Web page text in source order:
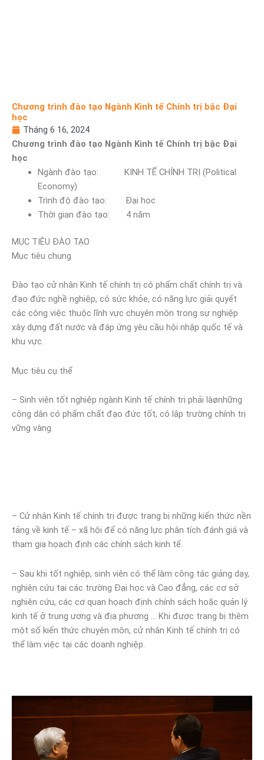
Chương trình đào tạo Ngành Kinh tế Chính trị bậc Đại
học
Tháng 6 16, 2024
Chương trình đào tạo Ngành Kinh tế Chính trị bậc Đại
học
Ngành đào tạo: KINH TẾ CHÍNH TRỊ (Political
Economy)
Trình độ đào tạo: Đại học
Thời gian đào tạo: 4 năm
MỤC TIÊU ĐÀO TẠO
Mục tiêu chung
Đào tạo cử nhân Kinh tế chính trị có phẩm chất chính trị và
đạo đức nghề nghiệp, có sức khỏe, có năng lực giải quyết
các công việc thuộc lĩnh vực chuyên môn trong sự nghiệp
xây dựng đất nước và đáp ứng yêu cầu hội nhập quốc tế và
khu vực.
Mục tiêu cụ thể
– Sinh viên tốt nghiệp ngành Kinh tế chính trị phải làønhững
công dân có phẩm chất đạo đức tốt, có lập trường chính trị
vững vàng.
– Cử nhân Kinh tế chính trị được trang bị những kiến thức nền
tảng về kinh tế – xã hội để có năng lực phân tích đánh giá và
tham gia họach định các chính sách kinh tế.
– Sau khi tốt nghiệp, sinh viên có thể làm công tác giảng dạy,
nghiên cứu tại các trường Đại học và Cao đẳng, các cơ sở
nghiên cứu, các cơ quan họach định chính sách hoặc quản lý
kinh tế ở trung ương và địa phương … Khi được trang bị thêm
một số kiến thức chuyên môn, cử nhân Kinh tế chính trị có
thể làm việc tại các doanh nghiệp.